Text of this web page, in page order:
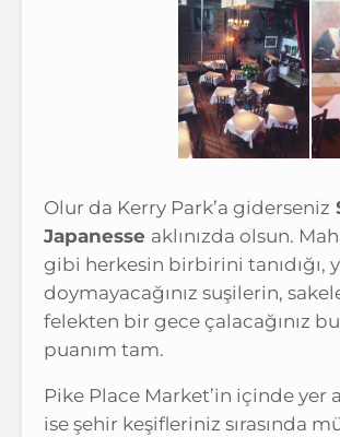
Olur da Kerry Park’a giderseniz
Japanesse aklınızda olsun.
gibi herkesin birbirini tanıdığı,
doymayacağınız suşilerin,
felekten bir gece çalacağınız
puanım tam.
Pike Place Market’in içinde yer
ise şehir keşifleriniz sırasında